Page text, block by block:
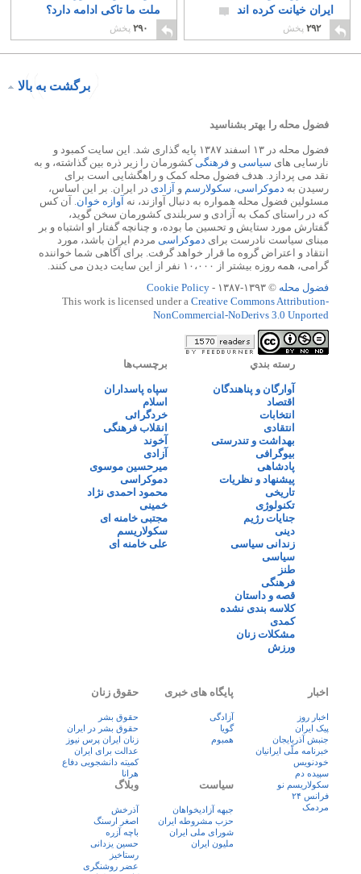
ایران خیانت کرده اند
۲۹۲ پخش
ملت ما تاکی ادامه دارد؟
۵
۲۹۰ پخش
برگشت به بالا
فضول محله را بهتر بشناسید
فضول محله در ۱۳ اسفند ۱۳۸۷ پایه گذاری شد. این سایت کمبود و
نارسایی های سیاسی و فرهنگیکشورمان را زیر ذره بین گذاشته، و به
نقد می پردازد. هدف فضول محله کمک و راهگشایی است برای
رسیدن به دموکراسی، سکولارسم و آزادی در ایران. بر این اساس،
مسئولین فضول محله همواره به دنبال آوازند، نه آوازه خوان. آن کس
که در راستای کمک به آزادی و سربلندی کشورمان سخن گوید،
گفتارش مورد ستایش و تحسین ما بوده، و چنانچه گفتار او اشتباه و بر
مبنای سیاست نادرست برای دموکراسی مردم ایران باشد، مورد
انتقاد و اعتراض گروه ما قرار خواهد گرفت. برای آگاهی شما خواننده
گرامی، همه روزه بیشتر از ۱۰،۰۰۰ نفر از این سایت دیدن می کنند.
فضول محله © ۱۳۹۳-۱۳۸۷ -
Cookie Policy
This work is licensed under a Creative Commons Attribution-
NonCommercial-NoDerivs 3.0 Unported
رسته بندي
آوارگان و پناهندگان
اقتصاد
انتخابات
انتقادی
بهداشت و تندرستی
بیوگرافی
پادشاهی
پیشنهاد و نظریات
تاریخی
تکنولوژی
جنایات رژیم
دینی
زندانی سیاسی
سیاسی
طنز
فرهنگی
قصه و داستان
کلاسه بندی نشده
کمدی
مشکلات زنان
ورزش
برچسب‌ها
سپاه پاسداران
اسلام
خردگرائی
انقلاب فرهنگی
آخوند
آزادی
میرحسین موسوی
دموکراسی
محمود احمدی نژاد
خمینی
مجتبی خامنه ای
سکولاریسم
علی خامنه ای
اخبار
اخبار روز
پيک ايران
جنبش آذربایجان
خبرنامه ملّی ایرانیان
خودنویس
سپیده دم
سکولاریسم نو
فرانس ۲۴
مردمک
پایگاه های خبری
آزادگی
گویا
همبوم
حقوق زنان
حقوق بشر
حقوق بشر در ایران
زنان ايران پرس نيوز
عدالت برای ایران
کمیته دانشجویی دفاع
هرانا
سیاست
جبهه آزادیخواهان
حزب مشروطه ایران
شورای ملی ایران
ملیون ایران
وبلاگ
آذرخش
اصغر ارسنگ
باچه آزره
حسین یزدانی
رستاخیز
عضر روشنگری